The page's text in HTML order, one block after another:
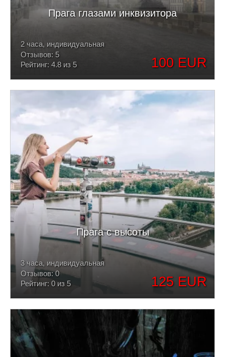
Прага глазами инквизитора
100 EUR
2 часа, индивидуальная
Отзывов: 5
Рейтинг: 4.8 из 5
Прага с высоты
125 EUR
3 часа, индивидуальная
Отзывов: 0
Рейтинг: 0 из 5